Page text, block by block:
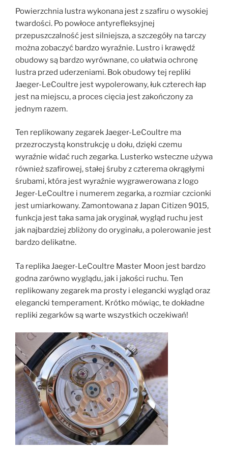
Powierzchnia lustra wykonana jest z szafiru o wysokiej
twardości. Po powłoce antyrefleksyjnej
przepuszczalność jest silniejsza, a szczegóły na tarczy
można zobaczyć bardzo wyraźnie. Lustro i krawędź
obudowy są bardzo wyrównane, co ułatwia ochronę
lustra przed uderzeniami. Bok obudowy tej repliki
Jaeger-LeCoultre jest wypolerowany, łuk czterech łap
jest na miejscu, a proces cięcia jest zakończony za
jednym razem.
Ten replikowany zegarek Jaeger-LeCoultre ma
przezroczystą konstrukcję u dołu, dzięki czemu
wyraźnie widać ruch zegarka. Lusterko wsteczne używa
również szafirowej, stałej śruby z czterema okrągłymi
śrubami, która jest wyraźnie wygrawerowana z logo
Jeger-LeCoultre i numerem zegarka, a rozmiar czcionki
jest umiarkowany. Zamontowana z Japan Citizen 9015,
funkcja jest taka sama jak oryginał, wygląd ruchu jest
jak najbardziej zbliżony do oryginału, a polerowanie jest
bardzo delikatne.
Ta replika Jaeger-LeCoultre Master Moon jest bardzo
godna zarówno wyglądu, jak i jakości ruchu. Ten
replikowany zegarek ma prosty i elegancki wygląd oraz
elegancki temperament. Krótko mówiąc, te dokładne
repliki zegarków są warte wszystkich oczekiwań!